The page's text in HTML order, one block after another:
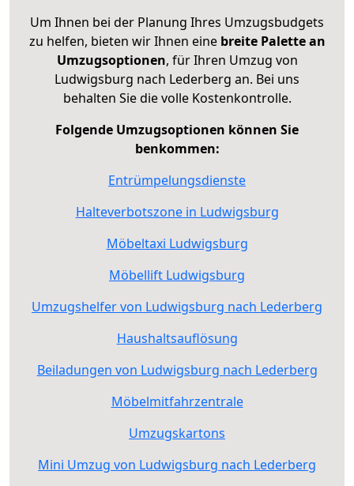
Um Ihnen bei der Planung Ihres Umzugsbudgets
zu helfen, bieten wir Ihnen eine breite Palette an
Umzugsoptionen, für Ihren Umzug von
Ludwigsburg nach Lederberg an. Bei uns
behalten Sie die volle Kostenkontrolle.
Folgende Umzugsoptionen können Sie
benkommen:
Entrümpelungsdienste
Halteverbotszone in Ludwigsburg
Möbeltaxi Ludwigsburg
Möbellift Ludwigsburg
Umzugshelfer von Ludwigsburg nach Lederberg
Haushaltsauflösung
Beiladungen von Ludwigsburg nach Lederberg
Möbelmitfahrzentrale
Umzugskartons
Mini Umzug von Ludwigsburg nach Lederberg